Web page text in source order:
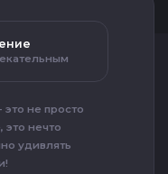
это не просто
нечто
удивлять